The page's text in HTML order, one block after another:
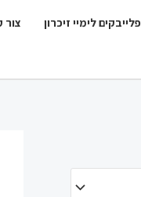
פלייבקים לימיי זיכרון צור